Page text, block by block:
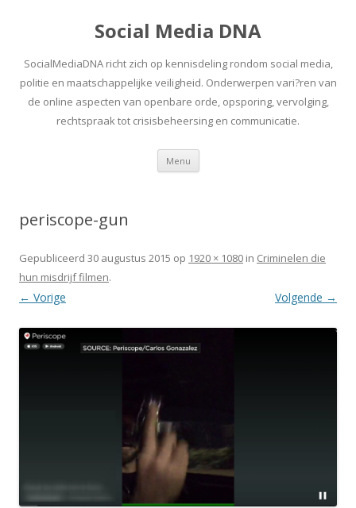
Social Media DNA
SocialMediaDNA richt zich op kennisdeling rondom social media,
politie en maatschappelijke veiligheid. Onderwerpen vari?ren van
de online aspecten van openbare orde, opsporing, vervolging,
rechtspraak tot crisisbeheersing en communicatie.
Menu Spring
inhoud
periscope-gun
Gepubliceerd 30 augustus 2015 op 1920 × 1080 in Criminelen die
hun misdrijf filmen.
← Vorige Volgende →